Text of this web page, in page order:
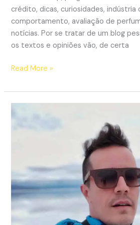
crédito, dicas, curiosidades, indústria
comportamento, avaliação de
notícias. Por se tratar de um blog
os textos e opiniões vão, de certa
Linha
Read More »